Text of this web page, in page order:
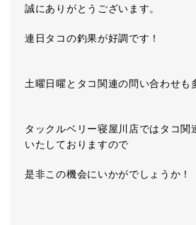
誠にありがとうございます。
連日タコの釣果が好調です！
土曜日曜とタコ関連の問い合わせも
タックルベリー寝屋川店ではタコ関
いたしておりますので
是非この機会にいかがでしょうか！